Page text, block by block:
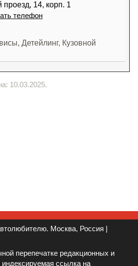
14, корп. 1
телефон
Детейлинг, Кузовной
10.03.2025.
Москва, Россия |
перепечатке редакционных и
ссылка на